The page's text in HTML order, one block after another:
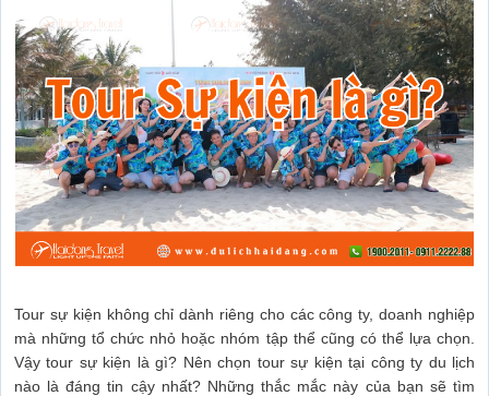
Tour sự kiện không chỉ dành riêng cho các công ty, doanh nghiệp
mà những tổ chức nhỏ hoặc nhóm tập thể cũng có thể lựa chọn.
Vậy tour sự kiện là gì? Nên chọn tour sự kiện tại công ty du lịch
nào là đáng tin cậy nhất? Những thắc mắc này của bạn sẽ tìm